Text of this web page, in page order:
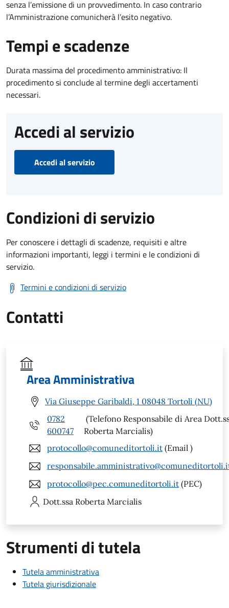
senza l’emissione di un provvedimento. In caso contrario
l’Amministrazione comunicherà l’esito negativo.
Tempi e scadenze
Durata massima del procedimento amministrativo: Il
procedimento si conclude al termine degli accertamenti
necessari.
Accedi al servizio
Accedi al servizio
Condizioni di servizio
Per conoscere i dettagli di scadenze, requisiti e altre
informazioni importanti, leggi i termini e le condizioni di
servizio.
Termini e condizioni di servizio
Contatti
Area Amministrativa
Via Giuseppe Garibaldi, 1 08048 Tortolì (NU)
0782
600747
(Telefono Responsabile di Area
Roberta Marcialis)
protocollo@comuneditortoli.it (Email )
protocollo@pec.comuneditortoli.it (PEC)
Dott.ssa Roberta Marcialis
Strumenti di tutela
Tutela amministrativa
Tutela giurisdizionale